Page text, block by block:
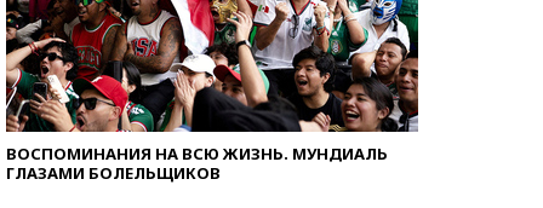
ВОСПОМИНАНИЯ НА ВСЮ ЖИЗНЬ. МУНДИАЛЬ
ГЛАЗАМИ БОЛЕЛЬЩИКОВ